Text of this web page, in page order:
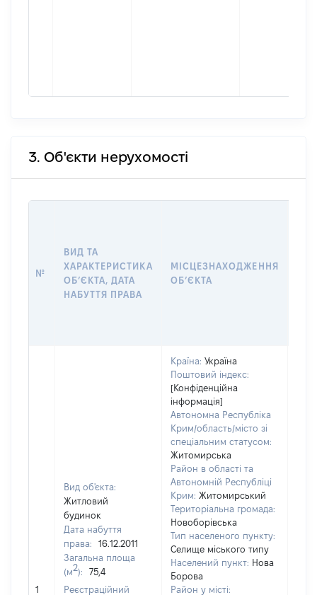
3. Об'єкти нерухомості
№
ВИД ТА
ХАРАКТЕРИСТИКА
ОБʼЄКТА, ДАТА
НАБУТТЯ ПРАВА
МІСЦЕЗНАХОДЖЕННЯ
ОБʼЄКТА
1
Вид об'єкта:
Житловий
будинок
Дата набуття
права:
16.12.2011
Загальна площа
(м2):
75,4
Реєстраційний
Країна: Україна
Поштовий індекс:
[Конфіденційна
інформація]
Автономна Республіка
Крим/область/місто зі
спеціальним статусом:
Житомирська
Район в області та
Автономній Республіці
Крим: Житомирський
Територіальна громада:
Новоборівська
Тип населеного пункту:
Селище міського типу
Населений пункт: Нова
Борова
Район у місті: